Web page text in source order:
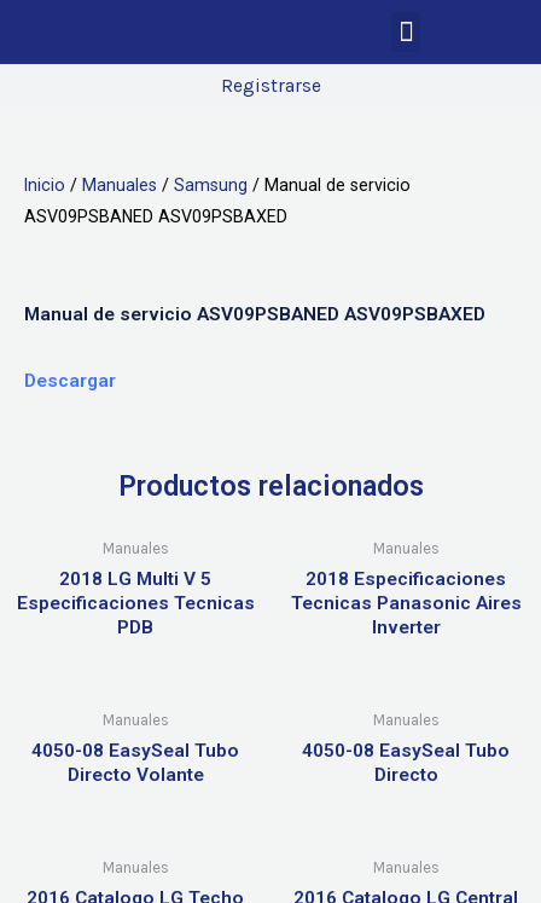
Registrarse
Inicio / Manuales / Samsung / Manual de servicio
ASV09PSBANED ASV09PSBAXED
Manual de servicio ASV09PSBANED ASV09PSBAXED
Descargar
Productos relacionados
Manuales
2018 LG Multi V 5
Especificaciones Tecnicas
PDB
Manuales
2018 Especificaciones
Tecnicas Panasonic Aires
Inverter
Manuales
4050-08 EasySeal Tubo
Directo Volante
Manuales
4050-08 EasySeal Tubo
Directo
Manuales
2016 Catalogo LG Techo
Manuales
2016 Catalogo LG Central